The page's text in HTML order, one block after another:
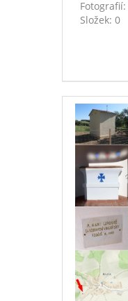
Fotografií:
Složek: 0